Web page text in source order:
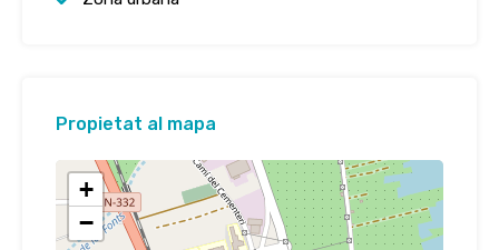
Propietat al mapa
+
−